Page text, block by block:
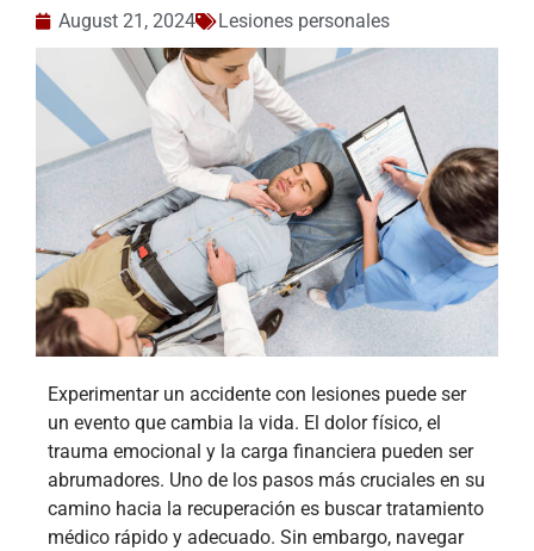
August 21, 2024 Lesiones personales
Experimentar un accidente con lesiones puede ser
un evento que cambia la vida. El dolor físico, el
trauma emocional y la carga financiera pueden ser
abrumadores. Uno de los pasos más cruciales en su
camino hacia la recuperación es buscar tratamiento
médico rápido y adecuado. Sin embargo, navegar